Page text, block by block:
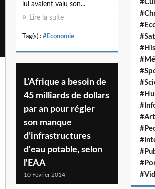
lui avaient valu son...
Lire la suite
Tag(s) : #Economie
L’Afrique a besoin de
45 milliards de dollars
par an pour régler
son manque
d’infrastructures
d'eau potable, selon
l'EAA
10 Février 2014
#Art